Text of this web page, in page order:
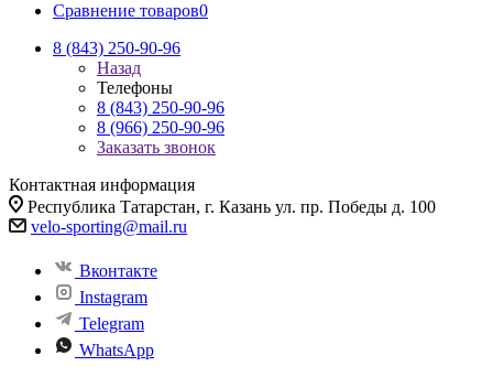
Сравнение товаров0
8 (843) 250-90-96
Назад
Телефоны
8 (843) 250-90-96
8 (966) 250-90-96
Заказать звонок
Контактная информация
Республика Татарстан, г. Казань ул. пр. Победы д. 100
velo-sporting@mail.ru
Вконтакте
Instagram
Telegram
WhatsApp